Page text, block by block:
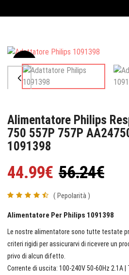
Sale
Alimentatore Philips
750 557P 757P
1091398
44.99€ 56.24€
( Pepolarità )
Alimentatore Per Philips 1091398
Le nostre alimentatore sono tutte testate
criteri rigidi per assicurarvi di ricevere un
privo di alcun difetto.
Corrente di uscita: 100-240V 50-60Hz 2.1A